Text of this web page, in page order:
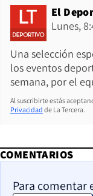
El
Lunes,
Una selección
los eventos
semana, por el
Al suscribirte estás
Privacidad de La Tercera.
COMENTARIOS
Para comentar